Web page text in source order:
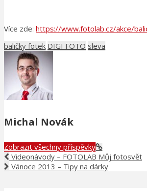
Více zde: https://www.fotolab.cz/akce/
baličky fotek DIGI FOTO sleva
Michal Novák
Zobrazit všechny příspěvky
Videonávody – FOTOLAB Můj fotosvět
Vánoce 2013 – Tipy na dárky